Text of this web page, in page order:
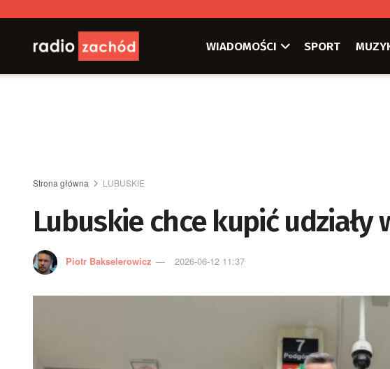
WIADOMOŚCI SPORT
Strona główna LUBUSKIE
Lubuskie chce kupić udziały
Piotr Bakselerowicz 2026-06-12 11:37